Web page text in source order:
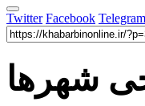
Twitter Facebook Telegram
شهرها